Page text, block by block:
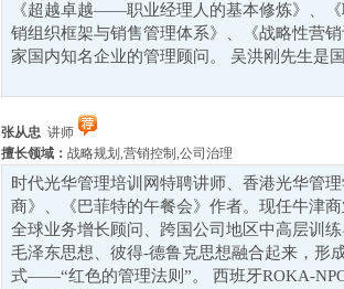
《超越卓越——职业经理人的基本修炼》、
销组织框架与销售管理体系》、《战略性营
家国内知名企业的管理顾问。 吴洪刚先生是
张从忠 讲师
擅长领域： 战略规划 ,营销控制 ,公司治理
时代光华管理培训网特聘讲师、香港光华管
商》、《巴菲特的午餐会》作者。现任牛津
全球业务增长顾问、跨国公司地区中高层训
毛泽东思想、彼得-德鲁克思想融合起来，形
式——“红色的管理法则”。 西班牙ROKA-